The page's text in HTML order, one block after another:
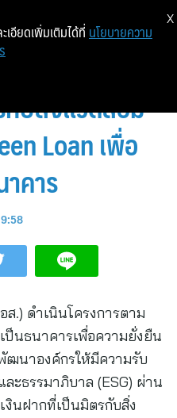
ESG
ษ์สิ่งแวดล้อม
Loan เพื่อ
คาร
ส.) ดำเนินโครงการตาม
นธนาคารเพื่อความยั่งยืน
ฒนาองค์กรให้มีความรับ
ะธรรมาภิบาล (ESG) ผ่าน
นฝากที่เป็นมิตรกับสิ่ง
เอียดเพิ่มเติมได้ที่ นโยบายความ
X